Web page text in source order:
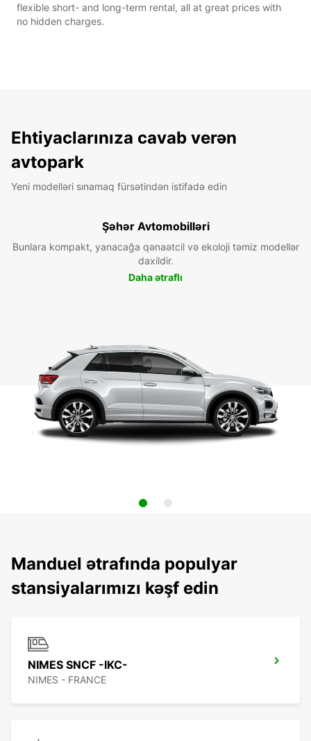
flexible short- and long-term rental, all at great prices with
no hidden charges.
Ehtiyaclarınıza cavab verən
avtopark
Yeni modelləri sınamaq fürsətindən istifadə edin
Şəhər Avtomobilləri
Bunlara kompakt, yanacağa qənaətcil və ekoloji təmiz modellər
daxildir.
Daha ətraflı
Manduel ətrafında populyar
stansiyalarımızı kəşf edin
NIMES SNCF -IKC-
NIMES - FRANCE